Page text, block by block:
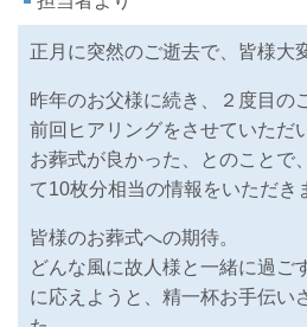
正月に突然のご逝去で、皆様大
昨年のお父様に続き、２度目の
前回ヒアリングをさせていただ
お葬式が良かった、とのことで
て10枚分相当の情報をいただき
皆様のお葬式への期待。
どんな風に故人様と一緒に過ご
に応えようと、精一杯お手伝い